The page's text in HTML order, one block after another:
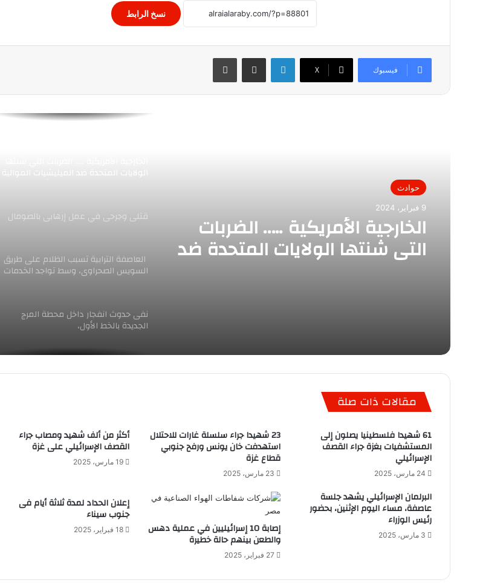
نسخ الرابط
فيسبوك X
لينكدإن مشاركة عبر البريد طباعة
حوادث
9 فبراير، 2024
الخارجية الأمريكية ….. الضربات
التي شنتها الولايات المتحدة ضد
الميليشيات الموالية لإيران في
الجيش الإسرائيلى أقر بمقتل المحتجز فى
غزة يوسى شرعابى بغارة استهدفت مبنى
العاصمة الإيرانية طهران
الولايات المتحدة ضد الميليشيات الموالية
لإيران في العراق، لن تكون الأخيرة
قتلى وجرحى في عمل إرهابى بالصومال
العاصفة الترابية تسبب الظلام على طريق
السويس الصحراوى، وسط تواجد الخدمات
نفى حدوث انفجار داخل محطة المرج
الجديدة بالخط الأول،
دهس طفلتين وامهما لحادث سير بالرياض
الخارجية تتابع عن كثب حادث حريق عمان
وأحوال الضحايا ويقوم بالتنسيق مع
الجيش الإسرائيلى أقر بمقتل المحتجز فى
غزة يوسى شرعابى بغارة استهدفت مبنى
مجاورا لمكان احتجازه.
مقالات ذات صلة
61 شهيدا فلسطينيا يصلون إلى
المستشفيات بغزة جراء القصف
الإسرائيلي
24 مارس، 2025
23 شهيدا جراء سلسلة غارات للاحتلال
استهدفت خان يونس ورفح جنوبي
قطاع غزة
23 مارس، 2025
أكثر من ألف شهيد ومصاب جراء
القصف الإسرائيلي على غزة
19 مارس، 2025
البرلمان الإسرائيلي يشهد جلسة
عاصفة، مساء اليوم الإثنين، بحضور
رئيس الوزراء
3 مارس، 2025 إصابة 10 إسرائيليين في عملية دهس
والطعن بينهم حالة خطيرة
27 فبراير، 2025
إعلان الحداد لمدة ثلاثة أيام فى
جنوب سيناء
18 فبراير، 2025